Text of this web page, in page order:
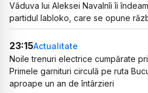
Văduva lui Aleksei Navalnîi îi
partidul Iabloko, care se opune
23:15Actualitate
Noile trenuri electrice cumpărate
Primele garnituri circulă pe ruta
aproape un an de întârzieri